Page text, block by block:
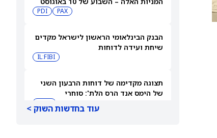
PAX
PDI
הבנק הבינלאומי הראשון לישראל מקדים
שיחת ועידה לדוחות
IL:FIBI
תצוגה מקדימה של דוחות הרבעון השני
של הימס אנד הרס הלת': סוחרי
האופציות נערכים לתנועה של 14.5%
עוד בחדשות השוק >